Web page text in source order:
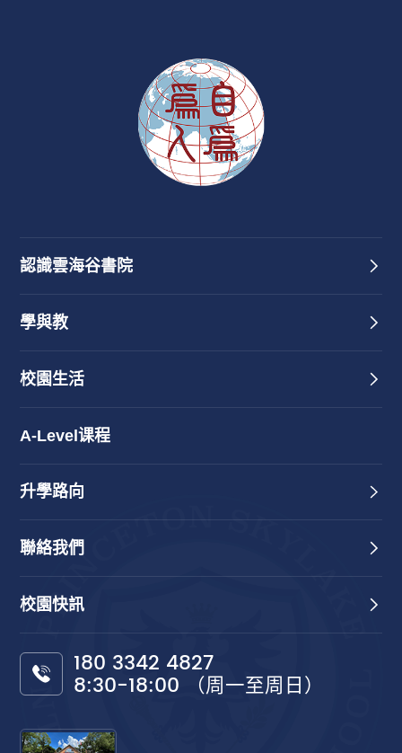
認識雲海谷書院
學與教
校園生活
A-Level课程
升學路向
聯絡我們
校園快訊
180 3342 4827
8:30-18:00 （周一至周日）